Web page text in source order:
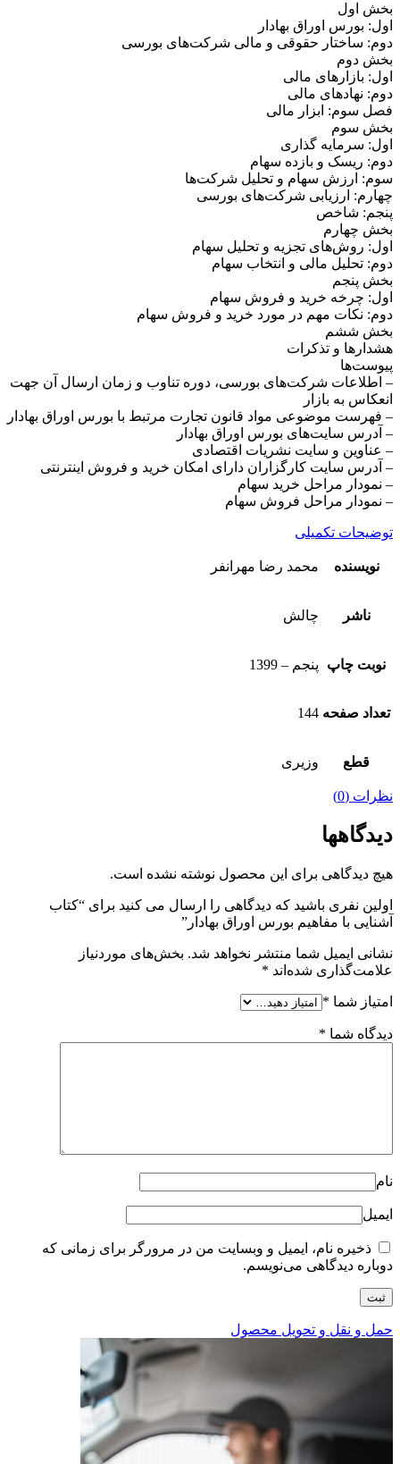
بخش اول
اول: بورس اوراق بهادار
دوم: ساختار حقوقی و مالی شرکت‌های بورسی
بخش دوم
اول: بازارهای مالی
دوم: نهادهای مالی
فصل سوم: ابزار مالی
بخش سوم
اول: سرمایه گذاری
دوم: ریسک و بازده سهام
سوم: ارزش سهام و تحلیل شرکت‌ها
چهارم: ارزیابی شرکت‌های بورسی
پنجم: شاخص
بخش چهارم
اول: روش‌های تجزیه و تحلیل سهام
دوم: تحلیل مالی و انتخاب سهام
بخش پنجم
اول: چرخه خرید و فروش سهام
دوم: نکات مهم در مورد خرید و فروش سهام
بخش ششم
هشدارها و تذکرات
پیوست‌ها
– اطلاعات شرکت‌های بورسی، دوره تناوب و زمان ارسال آن جهت
انعکاس به بازار
– فهرست موضوعی مواد قانون تجارت مرتبط با بورس اوراق بهادار
– آدرس سایت‌های بورس اوراق بهادار
– عناوین و سایت نشریات اقتصادی
– آدرس سایت کارگزاران دارای امکان خرید و فروش اینترنتی
– نمودار مراحل خرید سهام
– نمودار مراحل فروش سهام
توضیحات تکمیلی
نویسنده محمد رضا مهرانفر
ناشر چالش
نوبت چاپ پنجم – 1399
تعداد صفحه 144
قطع وزیری
نظرات (0)
دیدگاهها
هیچ دیدگاهی برای این محصول نوشته نشده است.
اولین نفری باشید که دیدگاهی را ارسال می کنید برای “کتاب
آشنایی با مفاهیم بورس اوراق بهادار”
نشانی ایمیل شما منتشر نخواهد شد. بخش‌های موردنیاز
علامت‌گذاری شده‌اند *
امتیاز شما *
دیدگاه شما *
نام
ایمیل
ذخیره نام، ایمیل و وبسایت من در مرورگر برای زمانی که
دوباره دیدگاهی می‌نویسم.
حمل و نقل و تحویل محصول